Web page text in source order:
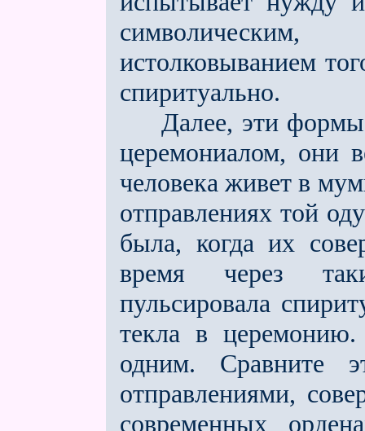
истолковыванием
спиритуально.
Далее, эти формы,
церемониалом, они
человека живeт в
отправлениях той
была, когда их
время через
пульсировала
текла в
одним. Сравните
отправлениями,
современных